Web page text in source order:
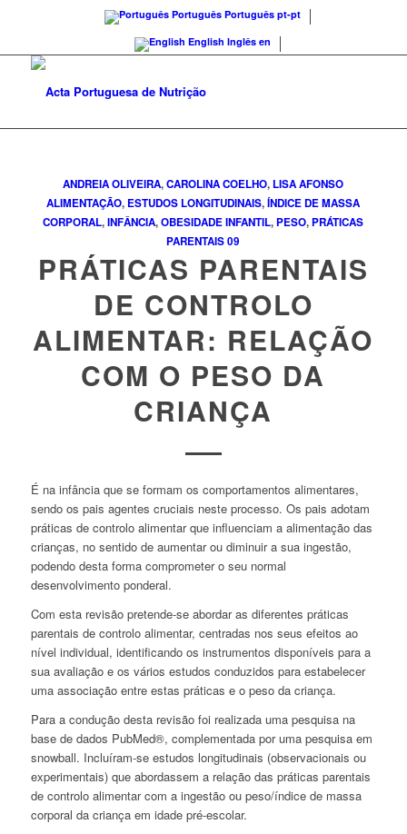
Português Português pt-pt
English Inglês en
ANDREIA OLIVEIRA,CAROLINA COELHO, LISA AFONSO
ALIMENTAÇÃO, ESTUDOS LONGITUDINAIS,ÍNDICE DE MASSA
CORPORAL,INFÂNCIA,OBESIDADE INFANTIL,PESO,PRÁTICAS
PARENTAIS 09
PRÁTICAS PARENTAIS
DE CONTROLO
ALIMENTAR: RELAÇÃO
COM O PESO DA
CRIANÇA
É na infância que se formam os comportamentos alimentares,
sendo os pais agentes cruciais neste processo. Os pais adotam
práticas de controlo alimentar que influenciam a alimentação das
crianças, no sentido de aumentar ou diminuir a sua ingestão,
podendo desta forma comprometer o seu normal
desenvolvimento ponderal.
Com esta revisão pretende-se abordar as diferentes práticas
parentais de controlo alimentar, centradas nos seus efeitos ao
nível individual, identificando os instrumentos disponíveis para a
sua avaliação e os vários estudos conduzidos para estabelecer
uma associação entre estas práticas e o peso da criança.
Para a condução desta revisão foi realizada uma pesquisa na
base de dados PubMed®, complementada por uma pesquisa em
snowball. Incluíram-se estudos longitudinais (observacionais ou
experimentais) que abordassem a relação das práticas parentais
de controlo alimentar com a ingestão ou peso/índice de massa
corporal da criança em idade pré-escolar.